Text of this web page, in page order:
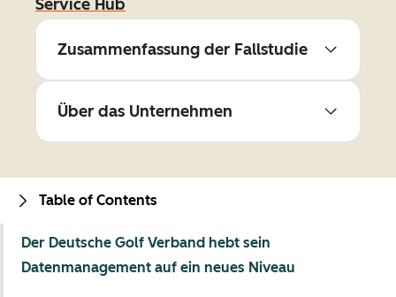
Service Hub
Zusammenfassung der Fallstudie
Über das Unternehmen
Table of Contents
Der Deutsche Golf Verband hebt sein
Datenmanagement auf ein neues Niveau